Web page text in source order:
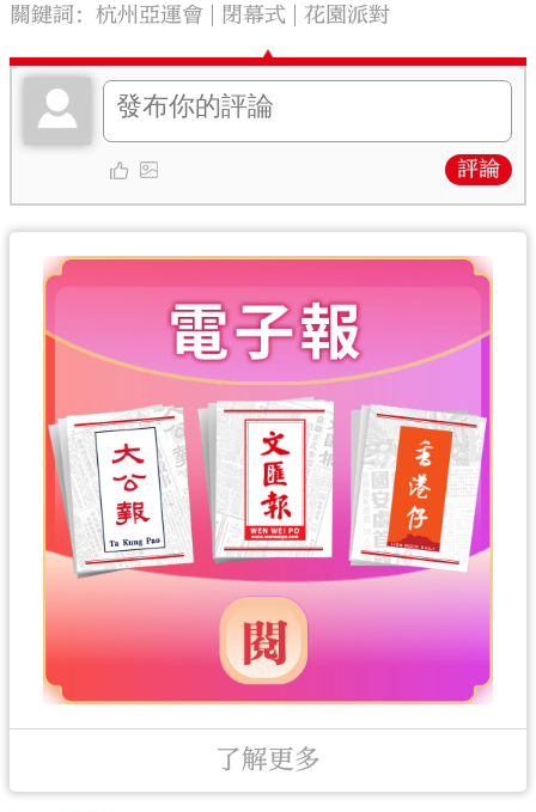
關鍵詞：杭州亞運會 閉幕式 花園派對
評論
了解更多